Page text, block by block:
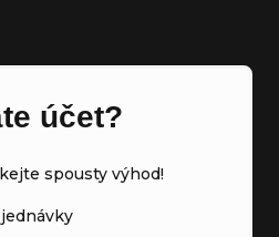
účet?
spousty výhod!